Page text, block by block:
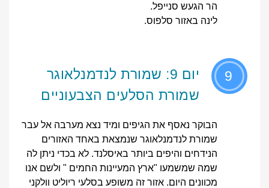
הר הגעש סנייפל.
לינה באזור סלפוס.
9
יום 9: שמורת לנדמנלאוגר
שמורת הסלעים הצבעוניים
הבוקר נאסף את הגיפים ומיד נצא מערבה אל עבר
שמורת לנדמנלאוגר שנמצאת באחד האזורים
הנידחים והיפים ביותר באיסלנד. לא בכדי ניתן לה
שמה שמשמעו "ארץ המעיינות החמים " ולשם אנו
מכוונים היום. אזור זה משופע בסלעי ריוליט וולקני